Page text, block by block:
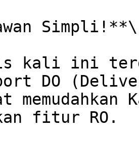
Simpli!**\
kali ini
DO
memudahkan
fitur RO.